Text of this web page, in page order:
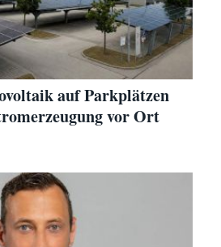
auf Parkplätzen
vor Ort